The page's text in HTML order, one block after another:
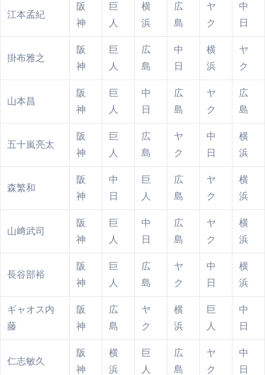
江本孟紀
阪
神
巨
人
横
浜
広
島
ヤ
ク
中
日
掛布雅之
阪
神
巨
人
広
島
中
日
横
浜
ヤ
ク
山本昌
阪
神
巨
人
中
日
広
島
ヤ
ク
広
島
五十嵐亮太
阪
神
巨
人
広
島
ヤ
ク
中
日
横
浜
森繁和
阪
神
中
日
巨
人
広
島
ヤ
ク
横
浜
山﨑武司
阪
神
巨
人
中
日
広
島
ヤ
ク
横
浜
長谷部裕
阪
神
巨
人
広
島
ヤ
ク
中
日
横
浜
ギャオス内
藤
阪
神
広
島
ヤ
ク
横
浜
巨
人
中
日
仁志敏久
阪
神
横
浜
巨
人
広
島
ヤ
ク
中
日